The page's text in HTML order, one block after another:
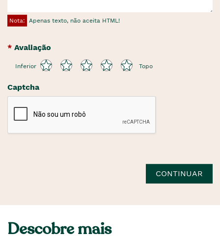
Nota: Apenas texto, não aceita HTML!
Avaliação
Inferior Topo
Captcha
CONTINUAR
Descobre mais